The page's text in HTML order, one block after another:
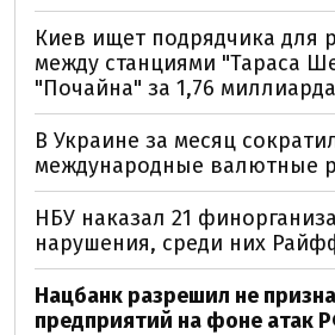
Киев ищет подрядчика для
между станциями "Тараса
"Почайна" за 1,76 миллиарда
В Украине за месяц
международные валютные
НБУ наказал 21
нарушения, среди них
Нацбанк разрешил не
предприятий на фоне атак